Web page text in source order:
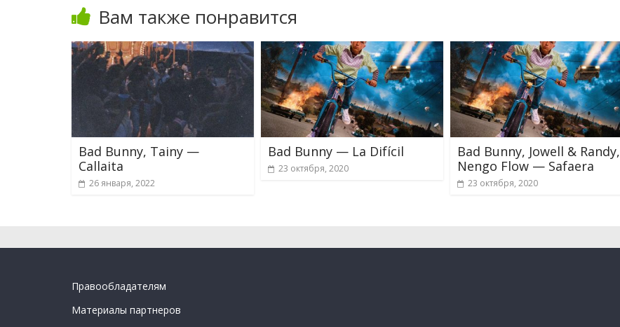
Вам также понравится
Bad Bunny, Tainy —
Callaita
26 января, 2022
Bad Bunny — La Difícil
23 октября, 2020
Bad Bunny, Jowell & Randy,
Nengo Flow — Safaera
23 октября, 2020
Правообладателям
Материалы партнеров